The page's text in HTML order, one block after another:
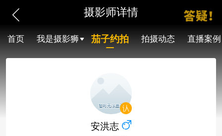
摄影师详情
首页 我是摄影狮 茄子约拍 拍摄动态 直播案例
安洪志